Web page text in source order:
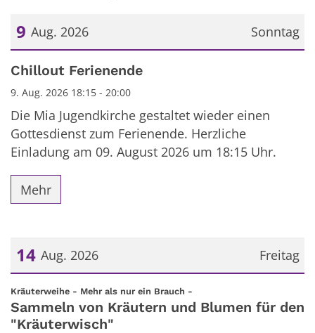
Sonntag
9 Aug. 2026
Datum: 9. August 2026
Chillout Ferienende
9. Aug. 2026 18:15 - 20:00
Die Mia Jugendkirche gestaltet wieder einen
Gottesdienst zum Ferienende. Herzliche
Einladung am 09. August 2026 um 18:15 Uhr.
Mehr
Freitag
14 Aug. 2026
Datum: 14. August 2026
Kräuterweihe - Mehr als nur ein Brauch -
Sammeln von Kräutern und Blumen für den
"Kräuterwisch"